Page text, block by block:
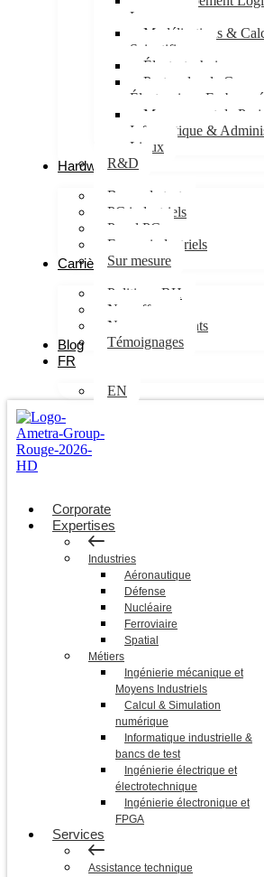
Langages
Modélisations &
Scientifiques
Électrotechnique
Protocoles de
Électronique Embarquée
Management de
Informatique &
Linux
R&D
Hardware
Bancs de test
PC industriels
Panel PC
Ecrans industriels
Sur mesure
Carrières
Politique RH
Nos offres
Nos engagements
Témoignages
Blog
FR
EN
Corporate
Expertises
Industries
Aéronautique
Défense
Nucléaire
Ferroviaire
Spatial
Métiers
Ingénierie mécanique et
Moyens Industriels
Calcul & Simulation
numérique
Informatique industrielle &
bancs de test
Ingénierie électrique et
électrotechnique
Ingénierie électronique et
FPGA
Services
Assistance technique